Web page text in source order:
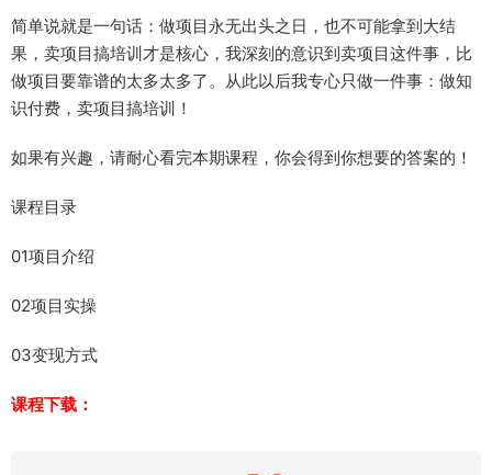
简单说就是一句话：做项目永无出头之日，也不可能拿到大结
果，卖项目搞培训才是核心，我深刻的意识到卖项目这件事，比
做项目要靠谱的太多太多了。从此以后我专心只做一件事：做知
识付费，卖项目搞培训！
如果有兴趣，请耐心看完本期课程，你会得到你想要的答案的！
课程目录
01项目介绍
02项目实操
03变现方式
课程下载：